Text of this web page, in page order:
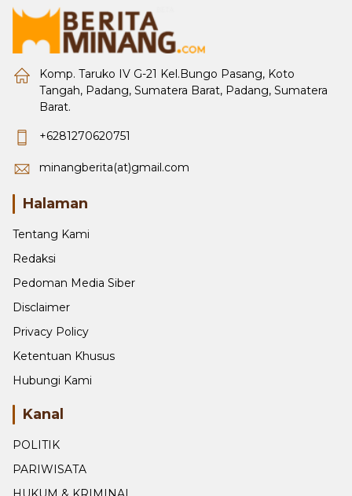
Komp. Taruko IV G-21 Kel.Bungo Pasang, Koto
Tangah, Padang, Sumatera Barat, Padang, Sumatera
Barat.
+6281270620751
minangberita(at)gmail.com
Halaman
Tentang Kami
Redaksi
Pedoman Media Siber
Disclaimer
Privacy Policy
Ketentuan Khusus
Hubungi Kami
Kanal
POLITIK
PARIWISATA